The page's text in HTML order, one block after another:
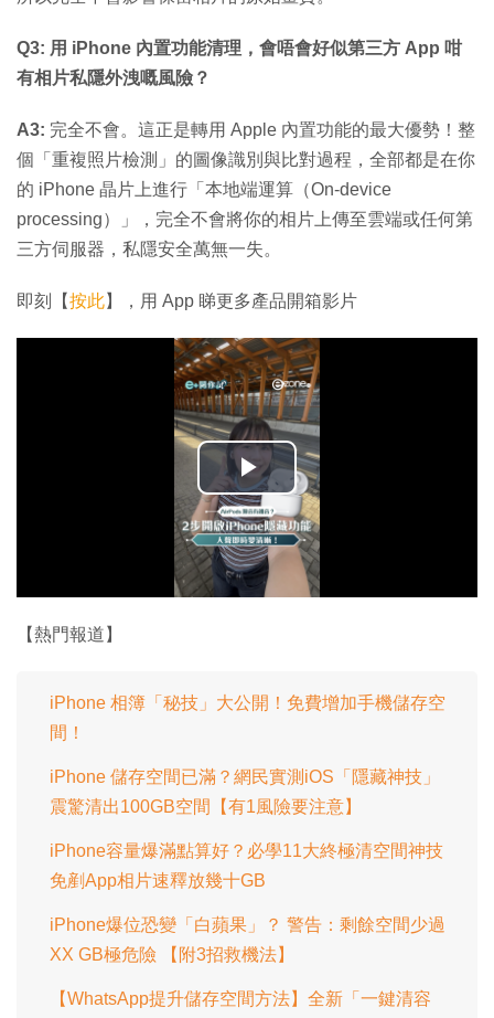
Q3: 用 iPhone 內置功能清理，會唔會好似第三方 App 咁
有相片私隱外洩嘅風險？
A3: 完全不會。這正是轉用 Apple 內置功能的最大優勢！整
個「重複照片檢測」的圖像識別與比對過程，全部都是在你
的 iPhone 晶片上進行「本地端運算（On-device
processing）」，完全不會將你的相片上傳至雲端或任何第
三方伺服器，私隱安全萬無一失。
即刻【按此】，用 App 睇更多產品開箱影片
播
放
影
【熱門報道】
iPhone 相簿「秘技」大公開！免費增加手機儲存空
間！
iPhone 儲存空間已滿？網民實測iOS「隱藏神技」
震驚清出100GB空間【有1風險要注意】
iPhone容量爆滿點算好？必學11大終極清空間神技
免剷App相片速釋放幾十GB
iPhone爆位恐變「白蘋果」？ 警告：剩餘空間少過
XX GB極危險 【附3招救機法】
【WhatsApp提升儲存空間方法】全新「一鍵清容